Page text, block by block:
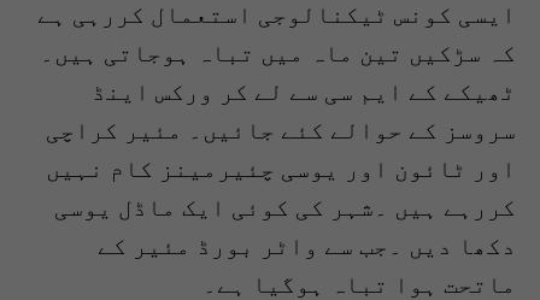
ایسی کونس ٹیکنالوجی استعمال کررہی ہے
کہ سڑکیں تین ماہ میں تباہ ہوجاتی ہیں۔
ٹھیکے کے ایم سی سے لے کر ورکس اینڈ
سروسز کے حوالے کئے جائیں۔ مئیر کراچی
اور ٹائون اور یوسی چئیرمینز کام نہیں
کررہے ہیں ۔شہر کی کوئی ایک ماڈل یوسی
دکھا دیں ۔جب سے واٹر بورڈ مئیر کے
ماتحت ہوا تباہ ہوگیا ہے۔